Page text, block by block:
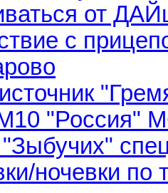
от
с
"Россия"
ночевки по